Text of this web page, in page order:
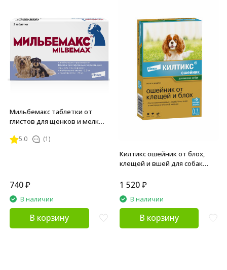
Мильбемакс таблетки от
глистов для щенков и мелких
5.0 (1)
740₽
В наличии
В корзину
Килтикс ошейник от блох,
клещей и вшей для собак
1 520 ₽
В наличии
В корзину